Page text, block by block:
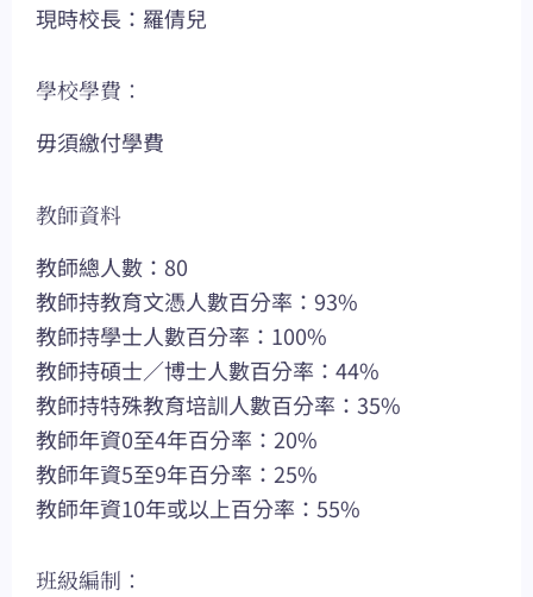
現時校長：羅倩兒
學校學費：
毋須繳付學費
教師資料
教師總人數：80
教師持教育文憑人數百分率：93%
教師持學士人數百分率：100%
教師持碩士／博士人數百分率：44%
教師持特殊教育培訓人數百分率：35%
教師年資0至4年百分率：20%
教師年資5至9年百分率：25%
教師年資10年或以上百分率：55%
班級編制：